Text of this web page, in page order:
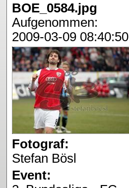
BOE_0584.jpg
Aufgenommen:
2009-03-09 08:40:50
Fotograf:
Stefan Bösl
Event: